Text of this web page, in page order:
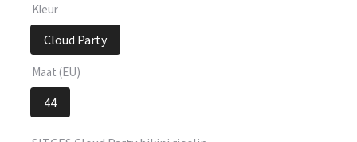
Kleur
Cloud Party
Maat (EU)
44